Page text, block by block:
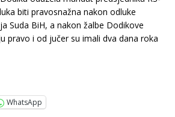
biti pravosnažna nakon odluke
Suda BiH, a nakon žalbe Dodikove
pravo i od jučer su imali dva dana roka
WhatsApp